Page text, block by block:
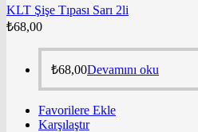
KLT Şişe Tıpası Sarı 2li
₺68,00
₺68,00Devamını oku
Favorilere Ekle
Karşılaştır